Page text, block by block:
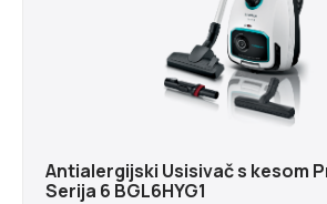
Antialergijski Usisivač s kesom
Serija 6 BGL6HYG1